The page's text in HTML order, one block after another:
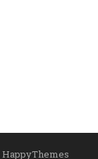
HappyThemes